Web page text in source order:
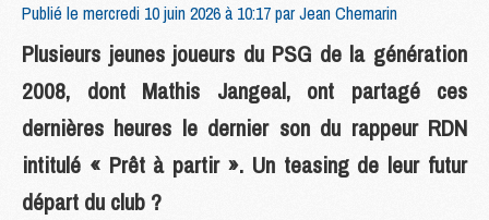
Publié le mercredi 10 juin 2026 à 10:17 parJean Chemarin
Plusieurs jeunes joueurs du PSG de la génération
2008, dont Mathis Jangeal, ont partagé ces
dernières heures le dernier son du rappeur RDN
intitulé « Prêt à partir ». Un teasing de leur futur
départ du club ?